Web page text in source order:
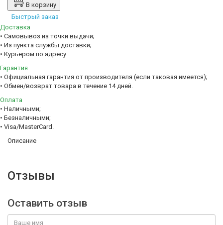
В корзину
Быстрый заказ
Доставка
• Самовывоз из точки выдачи;
• Из пункта службы доставки;
• Курьером по адресу.
Гарантия
• Официальная гарантия от производителя (если таковая имеется);
• Обмен/возврат товара в течение 14 дней.
Оплата
• Наличными;
• Безналичными;
• Visa/MasterCard.
Описание
Отзывы
Оставить отзыв